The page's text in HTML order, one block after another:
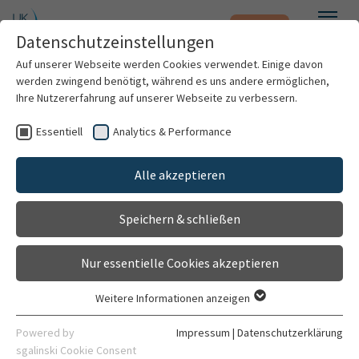
Zum Hauptinhalt springen Notfall
Patienten & Besucher
Kliniken & Institute
Forschung
Karriere
Klinik für Gynäkologische
Endokrinologie und
Fertilitätsstörungen
Frauenklinik (Zentrum)
Ambulanzen Sprechstunden
Datenschutzeinstellungen
Auf unserer Webseite werden Cookies verwendet. Einige davon
werden zwingend benötigt, während es uns andere ermöglichen,
Ihre Nutzererfahrung auf unserer Webseite zu verbessern.
Essentiell Analytics & Performance
Alle akzeptieren
Speichern & schließen
Nur essentielle Cookies akzeptieren
Essentielle Cookies werden für grundlegende Funktionen der
Webseite benötigt. Dadurch ist gewährleistet, dass die
Weitere Informationen anzeigen
Powered by
sgalinski Cookie Consent
Impressum | Datenschutzerklärung